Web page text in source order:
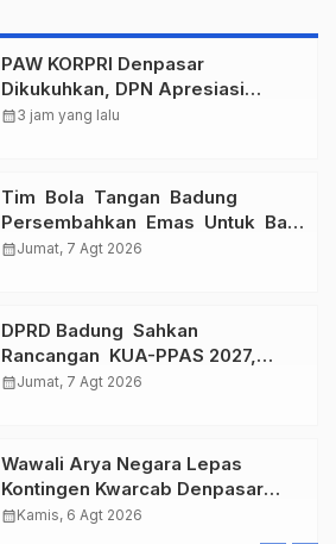
PAW KORPRI Denpasar
Dikukuhkan, DPN Apresiasi
“Sembagi Arutala” untuk Lindungi
calendar_month3 jam yang lalu
Tim Bola Tangan Badung
Persembahkan Emas Untuk Bali
, Taklukkan Jawa Tengah Di
calendar_monthJumat, 7 Agt 2026
DPRD Badung Sahkan
Rancangan KUA-PPAS 2027,
Anggaran Tembus Lebih Dari
calendar_monthJumat, 7 Agt 2026
Wawali Arya Negara Lepas
Kontingen Kwarcab Denpasar
Menuju Jambore Nasional XII
calendar_monthKamis, 6 Agt 2026